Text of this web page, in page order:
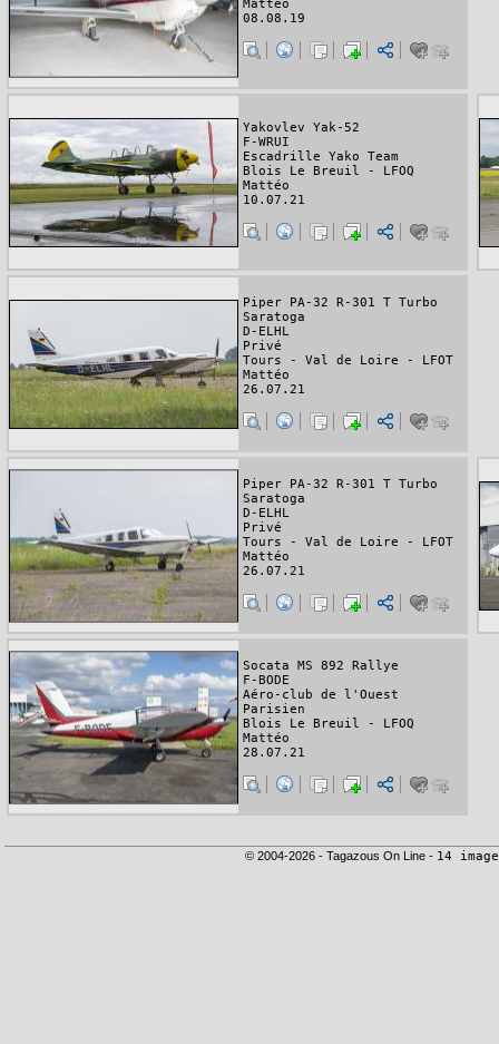
Mattéo
08.08.19
Yakovlev Yak-52
F-WRUI
Escadrille Yako Team
Blois Le Breuil - LFOQ
Mattéo
10.07.21
Piper PA-32 R-301 T Turbo
Saratoga
D-ELHL
Privé
Tours - Val de Loire - LFOT
Mattéo
26.07.21
Piper PA-32 R-301 T Turbo
Saratoga
D-ELHL
Privé
Tours - Val de Loire - LFOT
Mattéo
26.07.21
Socata MS 892 Rallye
F-BODE
Aéro-club de l'Ouest
Parisien
Blois Le Breuil - LFOQ
Mattéo
28.07.21
© 2004-2026 - Tagazous On Line - 14